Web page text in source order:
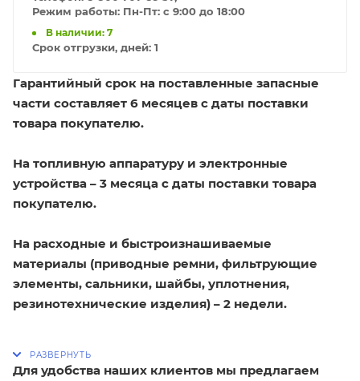
Режим работы: Пн-Пт: с 9:00 до 18:00
В наличии: 7
Срок отгрузки, дней: 1
Гарантийный срок на поставленные запасные
части составляет 6 месяцев с даты поставки
товара покупателю.
На топливную аппаратуру и электронные
устройства – 3 месяца с даты поставки товара
покупателю.
На расходные и быстроизнашиваемые
материалы (приводные ремни, фильтрующие
элементы, сальники, шайбы, уплотнения,
резинотехнические изделия) – 2 недели.
Для удобства наших клиентов мы предлагаем